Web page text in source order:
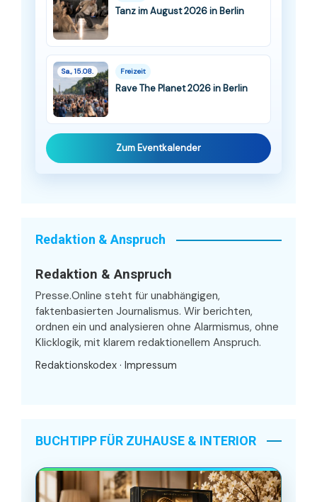
Tanz im August 2026 in Berlin
Sa., 15.08. Freizeit
Rave The Planet 2026 in Berlin
Zum Eventkalender
Redaktion & Anspruch
Redaktion & Anspruch
Presse.Online steht für unabhängigen,
faktenbasierten Journalismus. Wir berichten,
ordnen ein und analysieren ohne Alarmismus, ohne
Klicklogik, mit klarem redaktionellem Anspruch.
Redaktionskodex · Impressum
BUCHTIPP FÜR ZUHAUSE & INTERIOR